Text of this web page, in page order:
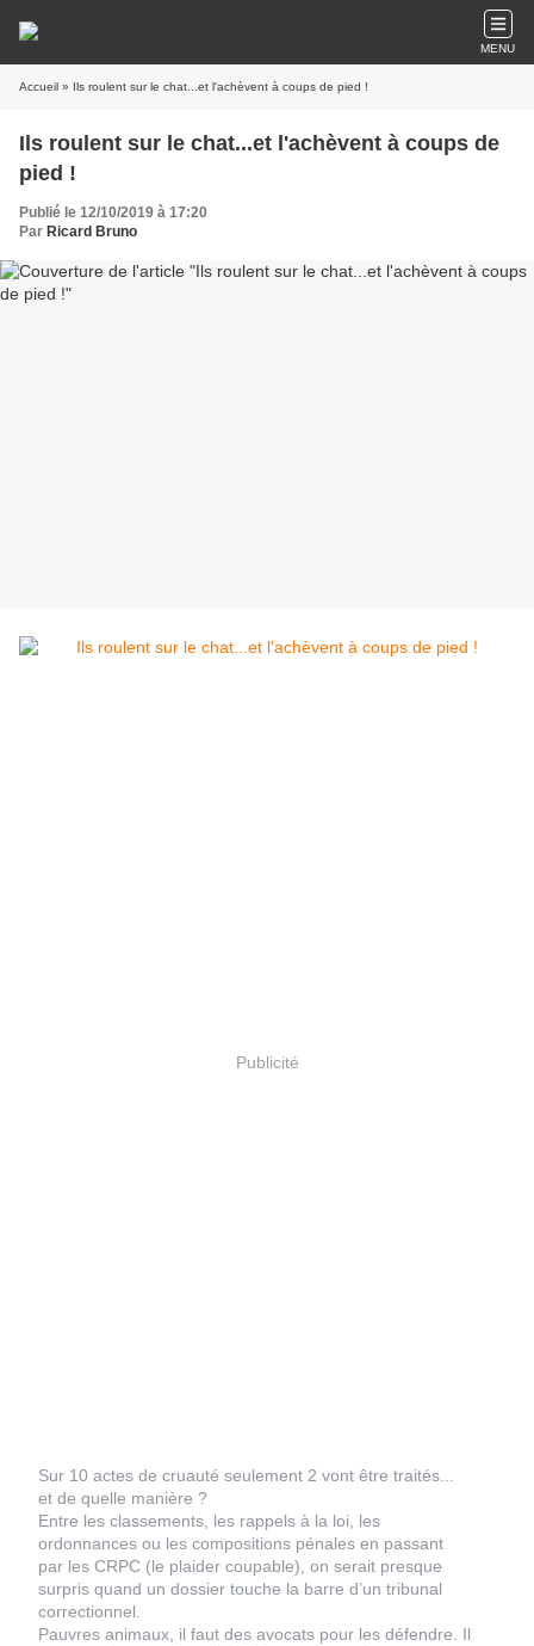
MENU
Accueil » Ils roulent sur le chat...et l'achèvent à coups de pied !
Ils roulent sur le chat...et l'achèvent à coups de
pied !
Publié le 12/10/2019 à 17:20
Par Ricard Bruno
Publicité
Sur 10 actes de cruauté seulement 2 vont être traités...
et de quelle manière ?
Entre les classements, les rappels à la loi, les
ordonnances ou les compositions pénales en passant
par les CRPC (le plaider coupable), on serait presque
surpris quand un dossier touche la barre d’un tribunal
correctionnel.
Pauvres animaux, il faut des avocats pour les défendre. Il